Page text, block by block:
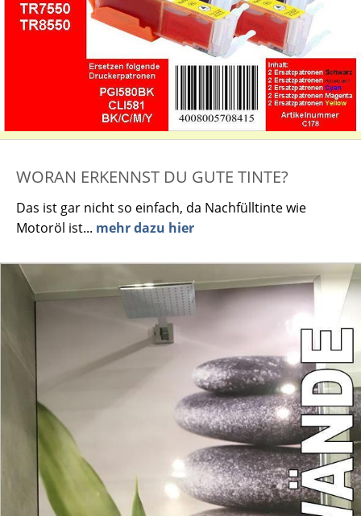
WORAN ERKENNST DU GUTE TINTE?
Das ist gar nicht so einfach, da Nachfülltinte wie
Motoröl ist... mehr dazu hier